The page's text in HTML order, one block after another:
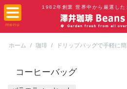
1982年創業 世界中から厳選した
ホーム / 珈琲 / ドリップバッグで手軽に簡
コーヒーバッグ